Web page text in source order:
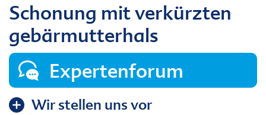
Schonung mit verkürzten
gebärmutterhals
Expertenforum
Wir stellen uns vor